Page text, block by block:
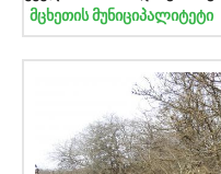
მცხეთის მუნიციპალიტეტი